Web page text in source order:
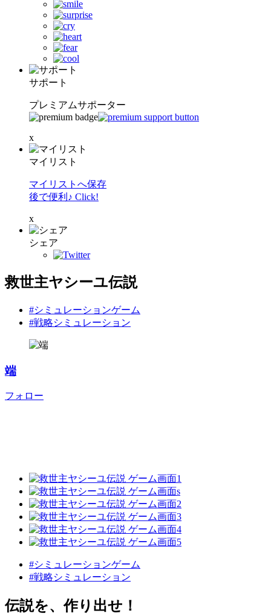
サポート
プレミアムサポーター
x
マイリスト
マイリストへ保存
後で便利♪ Click!
x
シェア
救世主ヤシーユ伝説
#シミュレーションゲーム
#戦略シミュレーション
端
フォロー
#シミュレーションゲーム
#戦略シミュレーション
伝説を、作り出せ！